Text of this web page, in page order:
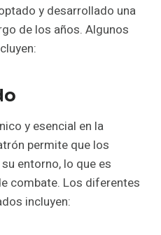
y desarrollado una
de los años. Algunos
y esencial en la
permite que los
entorno, lo que es
combate. Los diferentes
incluyen: